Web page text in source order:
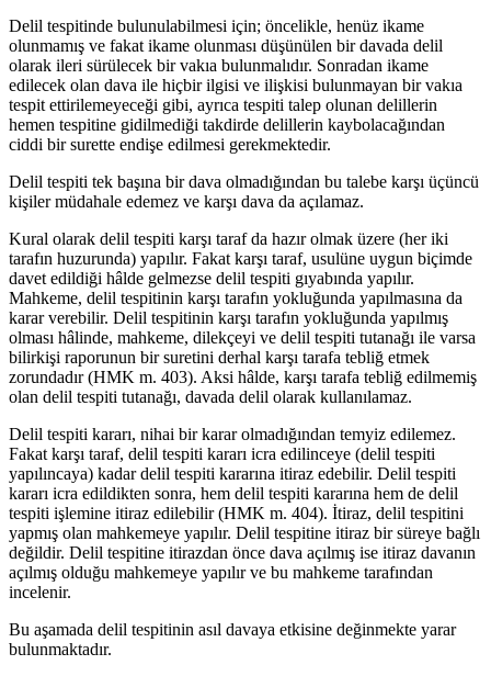
Delil tespitinde bulunulabilmesi için; öncelikle, henüz ikame
olunmamış ve fakat ikame olunması düşünülen bir davada delil
olarak ileri sürülecek bir vakıa bulunmalıdır. Sonradan ikame
edilecek olan dava ile hiçbir ilgisi ve ilişkisi bulunmayan bir vakıa
tespit ettirilemeyeceği gibi, ayrıca tespiti talep olunan delillerin
hemen tespitine gidilmediği takdirde delillerin kaybolacağından
ciddi bir surette endişe edilmesi gerekmektedir.
Delil tespiti tek başına bir dava olmadığından bu talebe karşı üçüncü
kişiler müdahale edemez ve karşı dava da açılamaz.
Kural olarak delil tespiti karşı taraf da hazır olmak üzere (her iki
tarafın huzurunda) yapılır. Fakat karşı taraf, usulüne uygun biçimde
davet edildiği hâlde gelmezse delil tespiti gıyabında yapılır.
Mahkeme, delil tespitinin karşı tarafın yokluğunda yapılmasına da
karar verebilir. Delil tespitinin karşı tarafın yokluğunda yapılmış
olması hâlinde, mahkeme, dilekçeyi ve delil tespiti tutanağı ile varsa
bilirkişi raporunun bir suretini derhal karşı tarafa tebliğ etmek
zorundadır (HMK m. 403). Aksi hâlde, karşı tarafa tebliğ edilmemiş
olan delil tespiti tutanağı, davada delil olarak kullanılamaz.
Delil tespiti kararı, nihai bir karar olmadığından temyiz edilemez.
Fakat karşı taraf, delil tespiti kararı icra edilinceye (delil tespiti
yapılıncaya) kadar delil tespiti kararına itiraz edebilir. Delil tespiti
kararı icra edildikten sonra, hem delil tespiti kararına hem de delil
tespiti işlemine itiraz edilebilir (HMK m. 404). İtiraz, delil tespitini
yapmış olan mahkemeye yapılır. Delil tespitine itiraz bir süreye bağlı
değildir. Delil tespitine itirazdan önce dava açılmış ise itiraz davanın
açılmış olduğu mahkemeye yapılır ve bu mahkeme tarafından
incelenir.
Bu aşamada delil tespitinin asıl davaya etkisine değinmekte yarar
bulunmaktadır.